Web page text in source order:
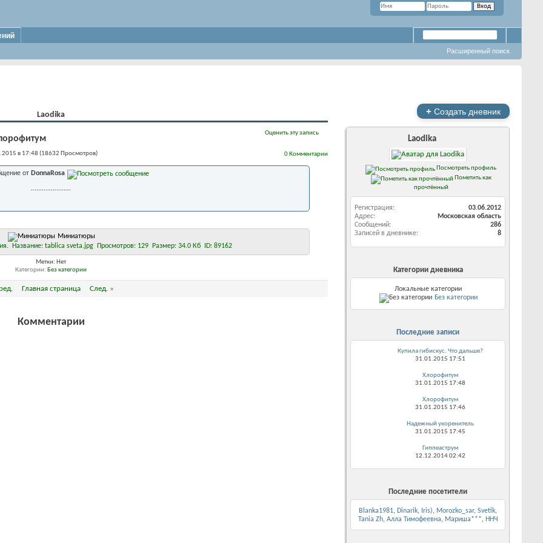
Расширенный поиск
Laodika
Оценить эту запись
0 Комментарии
в 17:48 (18632 Просмотров)
от DonnaRosa
......................
Миниатюры
Метки: Нет
Категории Без категории
Главная страница След. »
Комментарии
+ Создать дневник
Laodika
Посмотреть профиль
Пометить как
прочтённый
Регистрация
03.06.2012
Адрес
Московская область
Сообщений
286
Записей в дневнике
8
Категории дневника
Локальные категории
Без категории
Последние записи
Купила гибискус. Что дальше?
31.01.2015 17:51
Хлорофитум
31.01.2015 17:48
Хлорофитум
31.01.2015 17:46
Надежный укоренитель
31.01.2015 17:45
Гиппеаструм
12.12.201402:42
Последние посетители
Blanka1981, Dinarik, Iris), Morozko_sar, Svetik,
Tania Zh, Алла Тимофеевна, Мариша***, ННЧ